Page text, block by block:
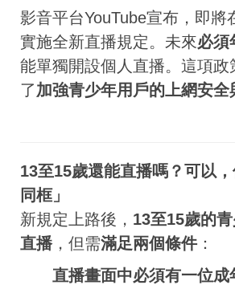
影音平台YouTube宣布，即將
實施全新直播規定。未來必須
能單獨開設個人直播。這項政
了加強青少年用戶的上網安全
13至15歲還能直播嗎？可以
同框」
新規定上路後， 13至15歲的
直播，但需滿足兩個條件 ：
直播畫面中必須有一位成